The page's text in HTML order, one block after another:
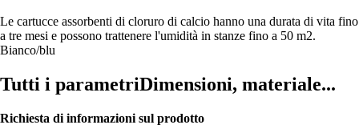
Le cartucce assorbenti di cloruro di calcio hanno una durata di vita fino
a tre mesi e possono trattenere l'umidità in stanze fino a 50 m2.
Bianco/blu
Tutti i parametriDimensioni, materiale...
Richiesta di informazioni sul prodotto